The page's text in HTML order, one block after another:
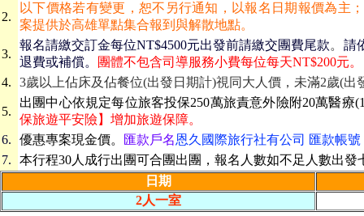
2.
以下價格若有變更，恕不另行通知，以報名日期報價為主
案提供於高雄單點集合報到與解散地點。
3.
報名請繳交訂金每位NT$4500元出發前請繳交團費尾款。 請
退費或補償。
團體不包含司導服務小費每位每天NT$200元。
4.
3歲以上佔床及佔餐位(出發日期計)視同大人價，未滿2歲(
5.
出團中心依規定每位旅客投保250萬旅責意外險附20萬醫療
保旅遊平安險】增加旅遊保障。
6.
優惠專案現金價。 匯款戶名恩久國際旅行社有公司 匯款帳號
7.
本行程30人成行出團可合團出團，報名人數如不足人數出發
日期
2人一室